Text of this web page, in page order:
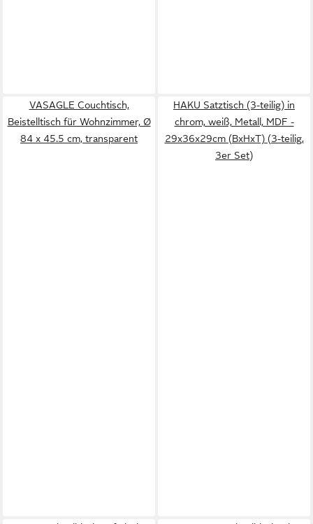
VASAGLE Couchtisch,
Beistelltisch für Wohnzimmer, Ø
84 x 45.5 cm, transparent
HAKU Satztisch (3-teilig) in
chrom, weiß, Metall, MDF -
29x36x29cm (BxHxT) (3-teilig,
3er Set)